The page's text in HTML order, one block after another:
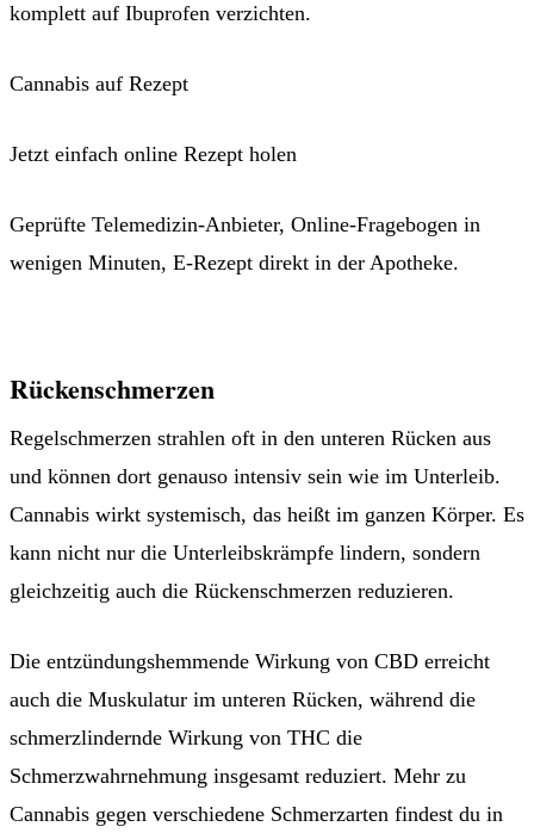
komplett auf Ibuprofen verzichten.
Cannabis auf Rezept
Jetzt einfach online Rezept holen
Geprüfte Telemedizin-Anbieter, Online-Fragebogen in
wenigen Minuten, E-Rezept direkt in der Apotheke.
Rückenschmerzen
Regelschmerzen strahlen oft in den unteren Rücken aus
und können dort genauso intensiv sein wie im Unterleib.
Cannabis wirkt systemisch, das heißt im ganzen Körper. Es
kann nicht nur die Unterleibskrämpfe lindern, sondern
gleichzeitig auch die Rückenschmerzen reduzieren.
Die entzündungshemmende Wirkung von CBD erreicht
auch die Muskulatur im unteren Rücken, während die
schmerzlindernde Wirkung von THC die
Schmerzwahrnehmung insgesamt reduziert. Mehr zu
Cannabis gegen verschiedene Schmerzarten findest du in